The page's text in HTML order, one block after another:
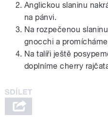
Anglickou slaninu
na pánvi.
Na rozpečenou
gnocchi a
Na talíři ještě
doplníme cherry